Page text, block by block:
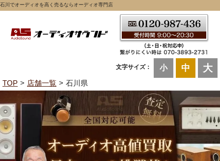
石川でオーディオを高く売るならオーディオ専門店
文字サイズ： 小 中 大
TOP 店舗一覧 石川県